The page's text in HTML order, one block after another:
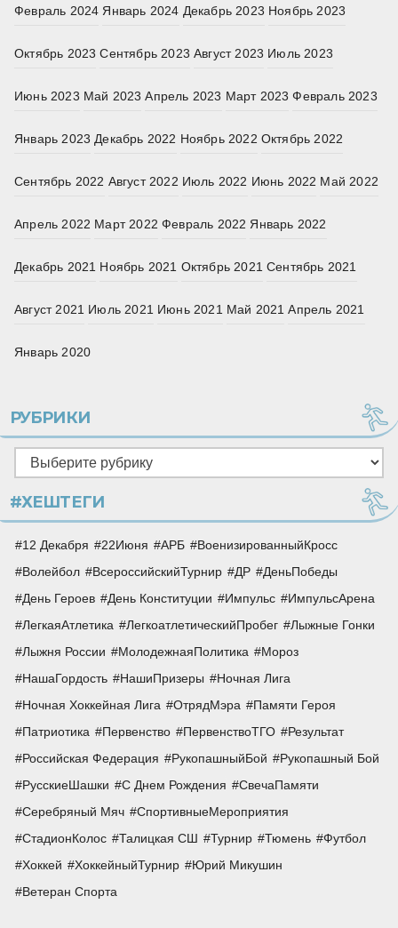
Февраль 2024 Январь 2024 Декабрь 2023 Ноябрь 2023
Октябрь 2023 Сентябрь 2023 Август 2023 Июль 2023
Июнь 2023 Май 2023 Апрель 2023 Март 2023 Февраль 2023
Январь 2023 Декабрь 2022 Ноябрь 2022 Октябрь 2022
Сентябрь 2022 Август 2022 Июль 2022 Июнь 2022 Май 2022
Апрель 2022 Март 2022 Февраль 2022 Январь 2022
Декабрь 2021 Ноябрь 2021 Октябрь 2021 Сентябрь 2021
Август 2021 Июль 2021 Июнь 2021 Май 2021 Апрель 2021
Январь 2020
РУБРИКИ
Рубрики
#ХЕШТЕГИ
12 Декабря 22Июня АРБ
ВоенизированныйКросс
Волейбол
ВсероссийскийТурнир ДР
ДеньПобеды
День Героев
День Конституции Импульс
ИмпульсАрена
ЛегкаяАтлетика
ЛегкоатлетическийПробег
Лыжные Гонки
Лыжня России
МолодежнаяПолитика
Мороз
НашаГордость
НашиПризеры
Ночная Лига
Ночная Хоккейная Лига
ОтрядМэра
Памяти Героя
Патриотика
Первенство ПервенствоТГО
Результат
Российская Федерация
РукопашныйБой
Рукопашный Бой
РусскиеШашки
С Днем Рождения
СвечаПамяти
Серебряный Мяч
СпортивныеМероприятия
СтадионКолос
Талицкая СШ Турнир Тюмень
Футбол
Хоккей
ХоккейныйТурнир
Юрий Микушин
Ветеран Спорта